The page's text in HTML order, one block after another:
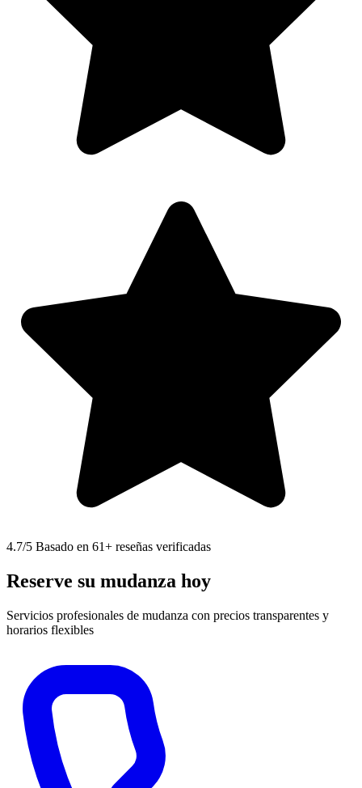
4.7/5 Basado en 61+ reseñas verificadas
Reserve su mudanza hoy
Servicios profesionales de mudanza con precios transparentes y
horarios flexibles